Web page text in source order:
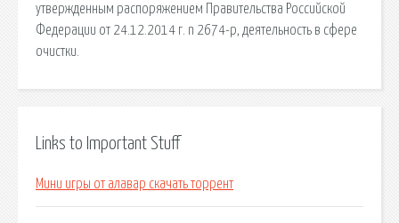
утвержденным распоряжением Правительства Российской
Федерации от 24.12.2014 г. n 2674-р, деятельность в сфере
очистки.
Links to Important Stuff
Мини игры от алавар скачать торрент